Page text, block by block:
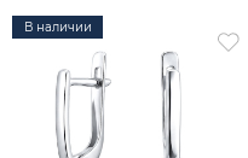
В наличии